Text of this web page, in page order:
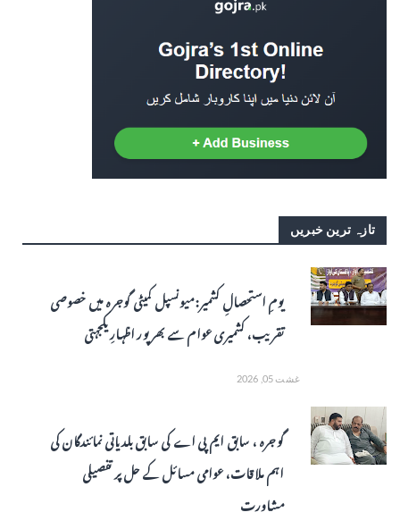
تازہ ترین خبریں
یومِ استحصالِ کشمیر: میونسپل کمیٹی گوجرہ میں خصوصی
تقریب، کشمیری عوام سے بھرپور اظہارِ یکجہتی
غشت 05, 2026
گوجرہ ، سابق ایم پی اے کی سابق بلدیاتی نمائندگان کی
اہم ملاقات، عوامی مسائل کے حل پر تفصیلی
مشاورت